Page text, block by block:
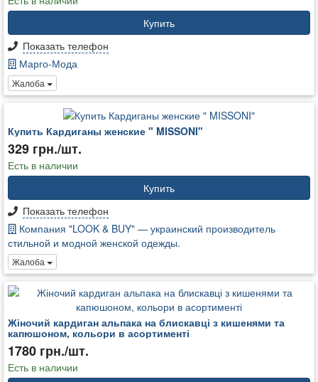
Купить
Показать телефон
Марго-Мода
Жалоба
Купить Кардиганы женские " MISSONI"
329 грн./шт.
Есть в наличии
Купить
Показать телефон
Компания "LOOK & BUY" — украинский производитель
стильной и модной женской одежды.
Жалоба
Жіночий кардиган альпака на блискавці з кишенями та
капюшоном, кольори в асортименті
1780 грн./шт.
Есть в наличии